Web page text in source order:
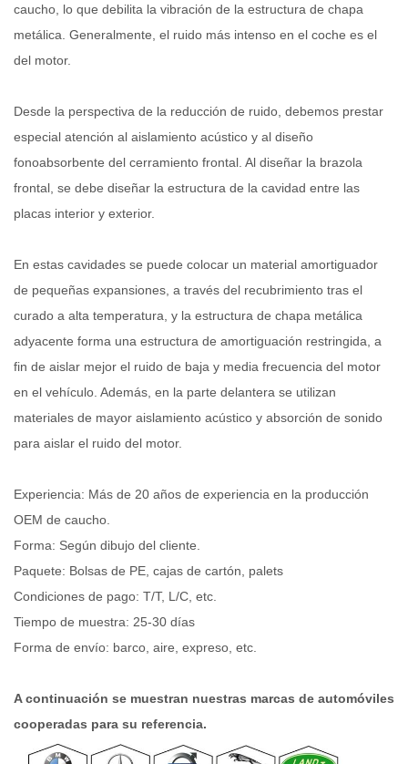
caucho, lo que debilita la vibración de la estructura de chapa
metálica. Generalmente, el ruido más intenso en el coche es el
del motor.
Desde la perspectiva de la reducción de ruido, debemos prestar
especial atención al aislamiento acústico y al diseño
fonoabsorbente del cerramiento frontal. Al diseñar la brazola
frontal, se debe diseñar la estructura de la cavidad entre las
placas interior y exterior.
En estas cavidades se puede colocar un material amortiguador
de pequeñas expansiones, a través del recubrimiento tras el
curado a alta temperatura, y la estructura de chapa metálica
adyacente forma una estructura de amortiguación restringida, a
fin de aislar mejor el ruido de baja y media frecuencia del motor
en el vehículo. Además, en la parte delantera se utilizan
materiales de mayor aislamiento acústico y absorción de sonido
para aislar el ruido del motor.
Experiencia: Más de 20 años de experiencia en la producción
OEM de caucho.
Forma: Según dibujo del cliente.
Paquete: Bolsas de PE, cajas de cartón, palets
Condiciones de pago: T/T, L/C, etc.
Tiempo de muestra: 25-30 días
Forma de envío: barco, aire, expreso, etc.
A continuación se muestran nuestras marcas de automóviles
cooperadas para su referencia.